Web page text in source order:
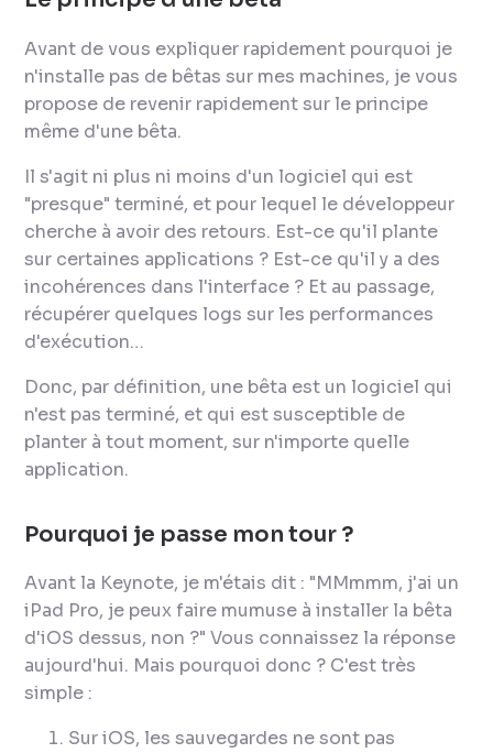
Avant de vous expliquer rapidement pourquoi je
n'installe pas de bêtas sur mes machines, je vous
propose de revenir rapidement sur le principe
même d'une bêta.
Il s'agit ni plus ni moins d'un logiciel qui est
"presque" terminé, et pour lequel le développeur
cherche à avoir des retours. Est-ce qu'il plante
sur certaines applications ? Est-ce qu'il y a des
incohérences dans l'interface ? Et au passage,
récupérer quelques logs sur les performances
d'exécution…
Donc, par définition, une bêta est un logiciel qui
n'est pas terminé, et qui est susceptible de
planter à tout moment, sur n'importe quelle
application.
Pourquoi je passe mon tour ?
Avant la Keynote, je m'étais dit : "MMmmm, j'ai un
iPad Pro, je peux faire mumuse à installer la bêta
d'iOS dessus, non ?" Vous connaissez la réponse
aujourd'hui. Mais pourquoi donc ? C'est très
simple :
Sur iOS, les sauvegardes ne sont pas